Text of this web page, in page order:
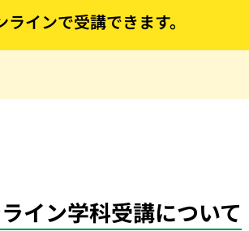
インで受講できます。
イン学科受講について